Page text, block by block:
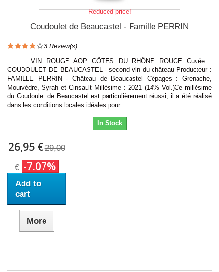
Reduced price!
Coudoulet de Beaucastel - Famille PERRIN
3 Review(s)
VIN ROUGE AOP CÔTES DU RHÔNE ROUGE Cuvée :
COUDOULET DE BEAUCASTEL - second vin du château Producteur :
FAMILLE PERRIN - Château de Beaucastel Cépages : Grenache,
Mourvèdre, Syrah et Cinsault Millésime : 2021 (14% Vol.)Ce millésime
du Coudoulet de Beaucastel est particulièrement réussi, il a été réalisé
dans les conditions locales idéales pour...
In Stock
26,95 € 29,00
€ -7.07%
Add to
cart
More